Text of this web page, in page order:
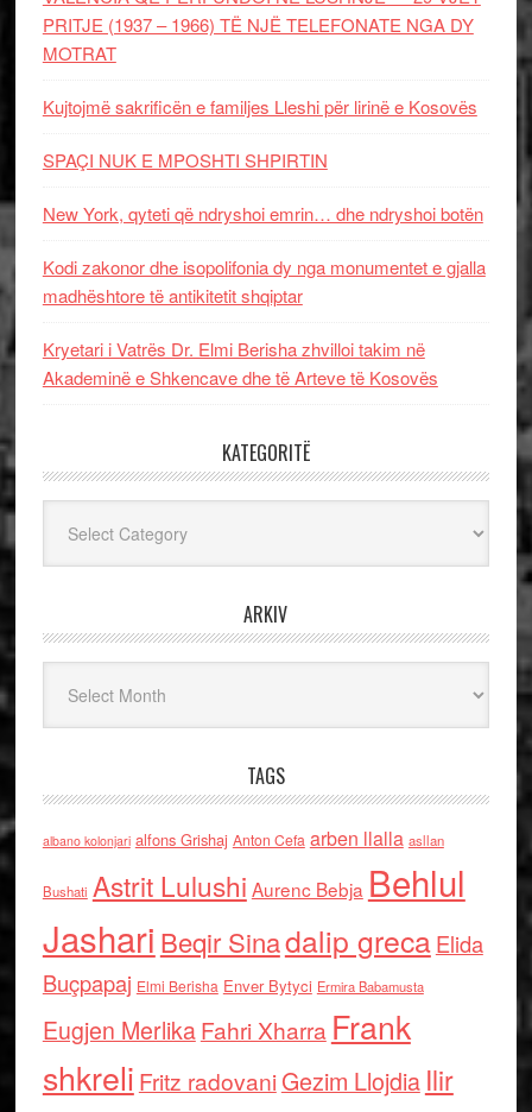
PRITJE (1937 – 1966) TË NJË TELEFONATE NGA DY
MOTRAT
Kujtojmë sakrificën e familjes Lleshi për lirinë e Kosovës
SPAÇI NUK E MPOSHTI SHPIRTIN
New York, qyteti që ndryshoi emrin… dhe ndryshoi botën
Kodi zakonor dhe isopolifonia dy nga monumentet e gjalla
madhështore të antikitetit shqiptar
Kryetari i Vatrës Dr. Elmi Berisha zhvilloi takim në
Akademinë e Shkencave dhe të Arteve të Kosovës
KATEGORITË
ARKIV
TAGS
albano kolonjari alfons Grishaj Anton Cefa arben llalla asllan
Bushati Astrit Lulushi Aurenc Bebja Behlul
Jashari Beqir Sinadalip grecaElida
Buçpapaj Elmi Berisha Enver Bytyci Ermira Babamusta
Eugjen MerlikaFahri Xharra Frank
shkreli Fritz radovaniGezim Llojdia Ilir